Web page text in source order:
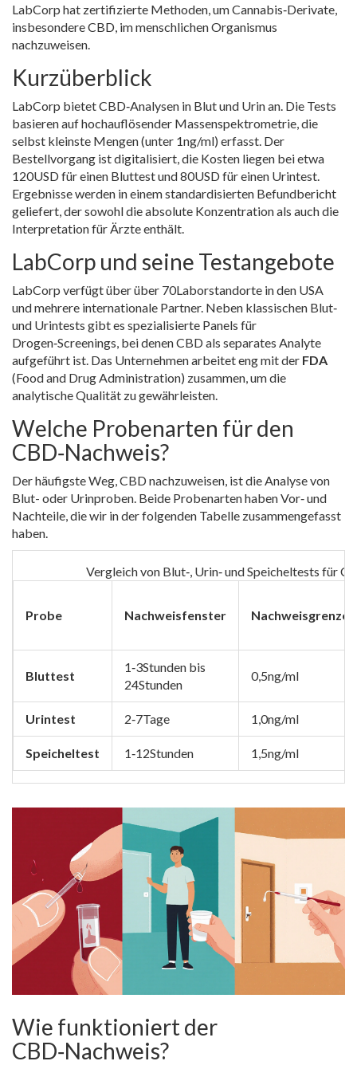
LabCorp hat zertifizierte Methoden, um Cannabis‑Derivate,
insbesondere CBD, im menschlichen Organismus
nachzuweisen.
Kurzüberblick
LabCorp bietet CBD‑Analysen in Blut und Urin an. Die Tests
basieren auf hochauflösender Massenspektrometrie, die
selbst kleinste Mengen (unter 1ng/ml) erfasst. Der
Bestellvorgang ist digitalisiert, die Kosten liegen bei etwa
120USD für einen Bluttest und 80USD für einen Urintest.
Ergebnisse werden in einem standardisierten Befundbericht
geliefert, der sowohl die absolute Konzentration als auch die
Interpretation für Ärzte enthält.
LabCorp und seine Testangebote
LabCorp verfügt über über 70Laborstandorte in den USA
und mehrere internationale Partner. Neben klassischen Blut‑
und Urintests gibt es spezialisierte Panels für
Drogen‑Screenings, bei denen CBD als separates Analyte
aufgeführt ist. Das Unternehmen arbeitet eng mit der FDA
(Food and Drug Administration) zusammen, um die
analytische Qualität zu gewährleisten.
Welche Probenarten für den
CBD‑Nachweis?
Der häufigste Weg, CBD nachzuweisen, ist die Analyse von
Blut- oder Urinproben. Beide Probenarten haben Vor‑ und
Nachteile, die wir in der folgenden Tabelle zusammengefasst
haben.
Vergleich von Blut‑, Urin‑ und Speicheltests für
Probe Nachweisfenster Nachweisgrenze
Bluttest
1‑3Stunden bis
24Stunden
0,5ng/ml
Urintest 2‑7Tage 1,0ng/ml
Speicheltest 1‑12Stunden 1,5ng/ml
Wie funktioniert der
CBD‑Nachweis?